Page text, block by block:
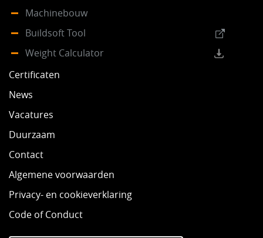
Machinebouw
Buildsoft Tool
Weight Calculator
Certificaten
News
Vacatures
Duurzaam
Contact
Algemene voorwaarden
Privacy- en cookieverklaring
Code of Conduct